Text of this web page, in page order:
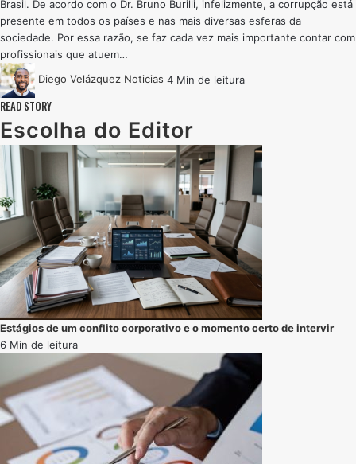
Brasil. De acordo com o Dr. Bruno Burilli, infelizmente, a corrupção está
presente em todos os países e nas mais diversas esferas da
sociedade. Por essa razão, se faz cada vez mais importante contar com
profissionais que atuem…
Diego Velázquez Noticias 4 Min de leitura
READ STORY
Escolha do Editor
Estágios de um conflito corporativo e o momento certo de intervir
6 Min de leitura